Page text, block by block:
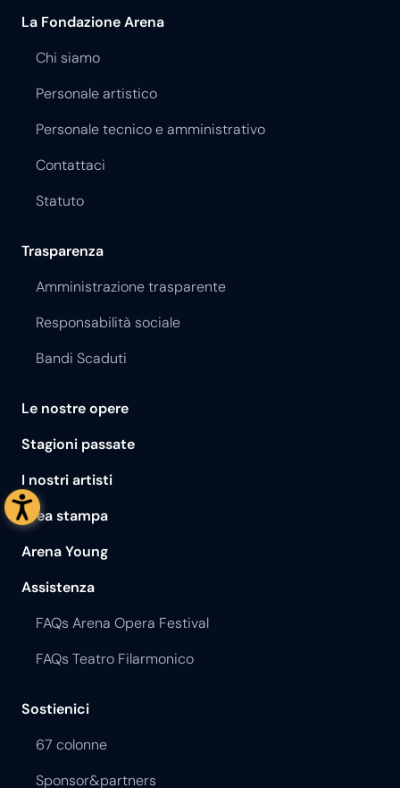
La Fondazione Arena
Chi siamo
Personale artistico
Personale tecnico e amministrativo
Contattaci
Statuto
Trasparenza
Amministrazione trasparente
Responsabilità sociale
Bandi Scaduti
Le nostre opere
Stagioni passate
I nostri artisti
Area stampa
Arena Young
Assistenza
FAQs Arena Opera Festival
FAQs Teatro Filarmonico
Sostienici
67 colonne
Sponsor&partners